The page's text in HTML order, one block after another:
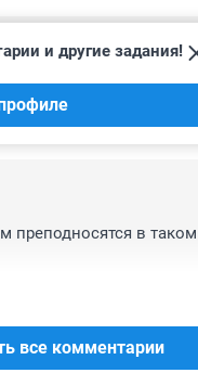
хотя этот кусок
тут это р72
и другие задания!
в
все комментарии